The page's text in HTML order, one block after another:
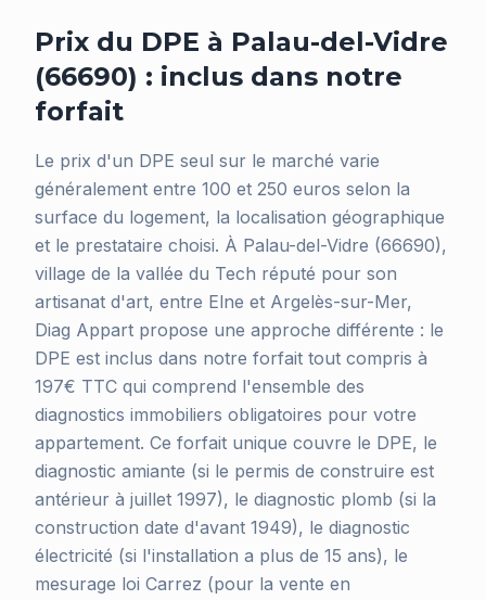
Prix du DPE à Palau-del-Vidre
(66690) : inclus dans notre
forfait
Le prix d'un DPE seul sur le marché varie
généralement entre 100 et 250 euros selon la
surface du logement, la localisation géographique
et le prestataire choisi. À Palau-del-Vidre (66690),
village de la vallée du Tech réputé pour son
artisanat d'art, entre Elne et Argelès-sur-Mer,
Diag Appart propose une approche différente : le
DPE est inclus dans notre forfait tout compris à
197€ TTC qui comprend l'ensemble des
diagnostics immobiliers obligatoires pour votre
appartement. Ce forfait unique couvre le DPE, le
diagnostic amiante (si le permis de construire est
antérieur à juillet 1997), le diagnostic plomb (si la
construction date d'avant 1949), le diagnostic
électricité (si l'installation a plus de 15 ans), le
mesurage loi Carrez (pour la vente en